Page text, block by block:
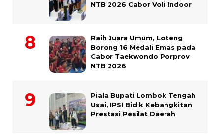
NTB 2026 Cabor Voli Indoor
Raih Juara Umum, Loteng
Borong 16 Medali Emas pada
Cabor Taekwondo Porprov
NTB 2026
Piala Bupati Lombok Tengah
Usai, IPSI Bidik Kebangkitan
Prestasi Pesilat Daerah